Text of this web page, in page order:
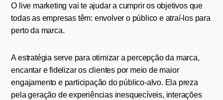
O live marketing vai te ajudar a cumprir os objetivos que
todas as empresas têm: envolver o público e atraí-los para
perto da marca.
A estratégia serve para otimizar a percepção da marca,
encantar e fidelizar os clientes por meio de maior
engajamento e participação do público-alvo. Ela preza
pela geração de experiências inesquecíveis, interações